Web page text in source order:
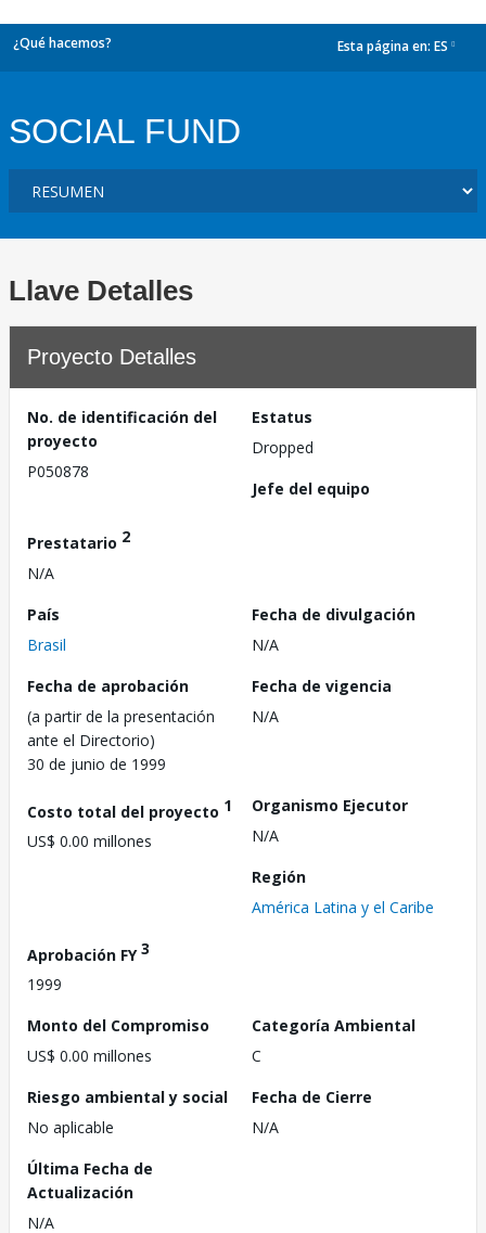
¿Qué hacemos? Esta página en: ES
SOCIAL FUND
Llave Detalles
Proyecto Detalles
No. de identificación del
proyecto
P050878
Estatus
Dropped
Jefe del equipo
Prestatario 2
N/A
País
Brasil
Fecha de divulgación
N/A
Fecha de aprobación
(a partir de la presentación
ante el Directorio)
30 de junio de 1999
Fecha de vigencia
N/A
Costo total del proyecto 1
US$ 0.00 millones
Organismo Ejecutor
N/A
Región
América Latina y el Caribe
Aprobación FY3
1999
Monto del Compromiso
US$ 0.00 millones
Categoría Ambiental
C
Riesgo ambiental y social
No aplicable
Fecha de Cierre
N/A
Última Fecha de
Actualización
N/A